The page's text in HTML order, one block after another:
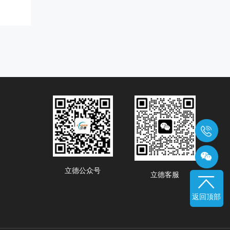
立德公众号
立德客服
返回顶部